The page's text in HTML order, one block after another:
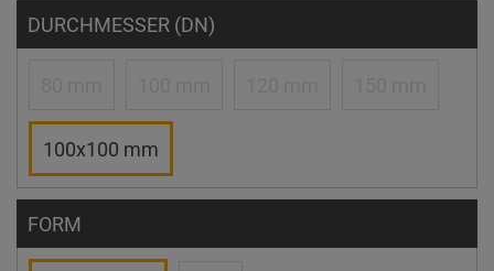
DURCHMESSER (DN)
100x100 mm
FORM